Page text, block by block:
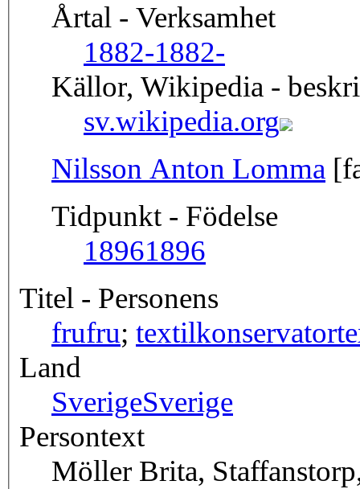
Årtal - Verksamhet
1882-1882-
Källor, Wikipedia -
sv.wikipedia.org
Nilsson Anton Lomma
Tidpunkt - Födelse
18961896
Titel - Personens
frufru; textilkonservator
Land
SverigeSverige
Persontext
Möller Brita,